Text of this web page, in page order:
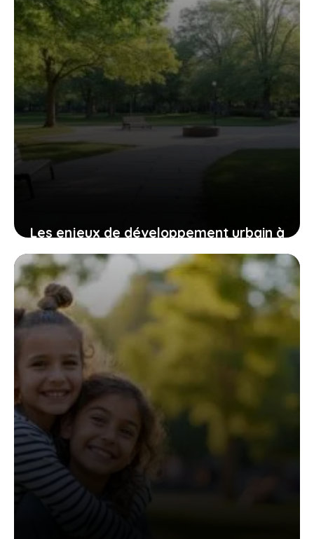
Les enjeux de développement urbain à
Saint-Genis-Laval : focus sur les
quartiers chauds
4 août 2026